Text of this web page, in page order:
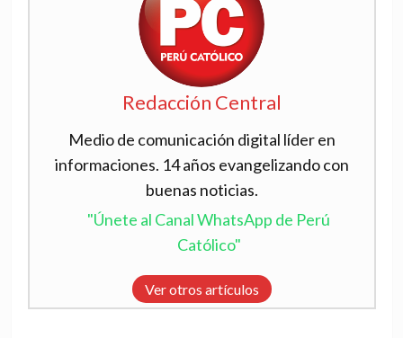
Redacción Central
Medio de comunicación digital líder en
informaciones. 14 años evangelizando con
buenas noticias.
"Únete al Canal WhatsApp de Perú
Católico"
Ver otros artículos